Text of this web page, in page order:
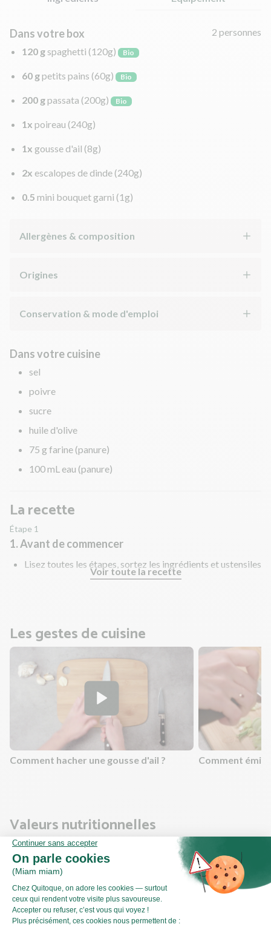
Dans votre box
2 personnes
120 g spaghetti (120g) Bio
60 gpetits pains (60g) Bio
200 gpassata (200g) Bio
1x poireau (240g)
1x gousse d'ail (8g)
2x escalopes de dinde (240g)
0.5 mini bouquet garni (1g)
Allergènes & composition
Origines
Conservation & mode d'emploi
Dans votre cuisine
sel
poivre
sucre
huile d'olive
75 g farine (panure)
100 mL eau (panure)
La recette
Étape 1
1. Avant de commencer
Lisez toutes les étapes, sortez les ingrédients et ustensiles
nécessaires et rincez les fruits et légumes !
Voir toute la recette
Les gestes de cuisine
Comment hacher une gousse d'ail ? Comment
Valeurs nutritionnelles
Par personne Pour 100g
Énergie (kJ) 482kJ
Énergie (kCal)